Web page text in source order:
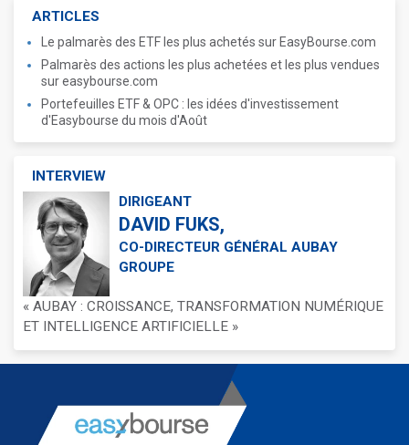
ARTICLES
Le palmarès des ETF les plus achetés sur EasyBourse.com
Palmarès des actions les plus achetées et les plus vendues
sur easybourse.com
Portefeuilles ETF & OPC : les idées d'investissement
d'Easybourse du mois d'Août
INTERVIEW
DIRIGEANT
DAVID FUKS,
CO-DIRECTEUR GÉNÉRAL AUBAY
GROUPE
« AUBAY : CROISSANCE, TRANSFORMATION NUMÉRIQUE
ET INTELLIGENCE ARTIFICIELLE »